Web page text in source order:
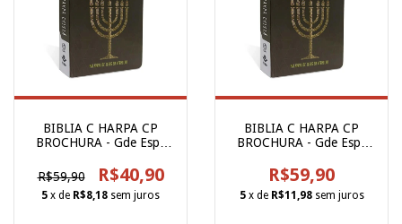
BIBLIA C HARPA CP
BROCHURA - Gde Espe
R$59,90
R$40,90
5 x de R$8,18 sem juros
BIBLIA C HARPA CP
BROCHURA - Gde Espe
R$59,90
5 x de R$11,98 sem juros